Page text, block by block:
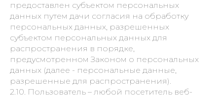
предоставлен субъектом персональных
данных путем дачи согласия на обработку
персональных данных, разрешенных
субъектом персональных данных для
распространения в порядке,
предусмотренном Законом о персональных
данных (далее - персональные данные,
разрешенные для распространения).
2.10. Пользователь – любой посетитель веб-